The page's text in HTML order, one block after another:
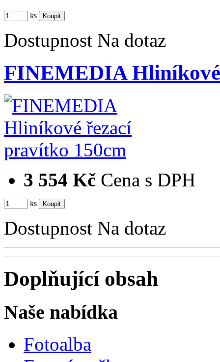
ks
Dostupnost Na dotaz
FINEMEDIA
3 554 Kč Cena s DPH
ks
Dostupnost Na dotaz
Doplňující obsah
Naše nabídka
Fotoalba